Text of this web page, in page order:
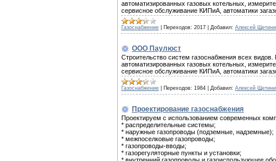
автоматизированных газовых котельных,
сервисное обслуживание КИПиА, автоматики
Газоснабжение Переходов: 2017 Добавил: Алексей
ООО Паулюст
Строительство систем газоснабжения всех
автоматизированных газовых котельных,
сервисное обслуживание КИПиА, автоматики
Газоснабжение Переходов: 1984 Добавил: Алексей
Проектирование газоснабжения
Проектируем с использованием современных
* распределительные системы;
* наружные газопроводы (подземные, надземные);
* межпоселковые газопроводы;
* газопроводы-вводы;
* газорегуляторные пункты и установки;